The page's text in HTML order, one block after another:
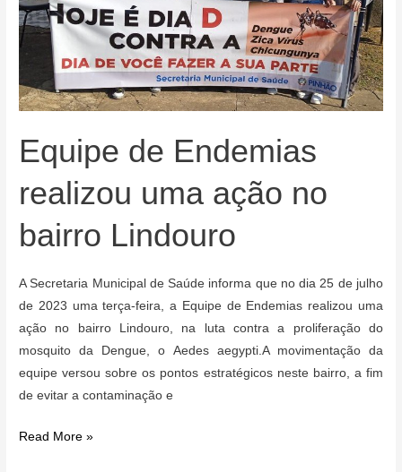
de
Pinhão.
Equipe de Endemias
realizou uma ação no
bairro Lindouro
A Secretaria Municipal de Saúde informa que no dia 25 de julho
de 2023 uma terça-feira, a Equipe de Endemias realizou uma
ação no bairro Lindouro, na luta contra a proliferação do
mosquito da Dengue, o Aedes aegypti.A movimentação da
equipe versou sobre os pontos estratégicos neste bairro, a fim
de evitar a contaminação e
Equipe
Read More »